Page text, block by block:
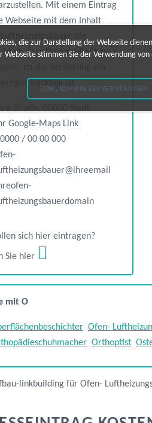
Mit einem Eintrag
Webseite mit dem Inhalt
dass Domain-Ranking zu
Backlink ist.
Google-Maps Link
/ 00 00 000
sich hier eintragen?
Sie hier
mit O
Ofen-
Orthoptist
die zur Darstellung der Webseite
stimmen Sie der Verwendung von
OK, ICH BIN EINVERSTANDEN.